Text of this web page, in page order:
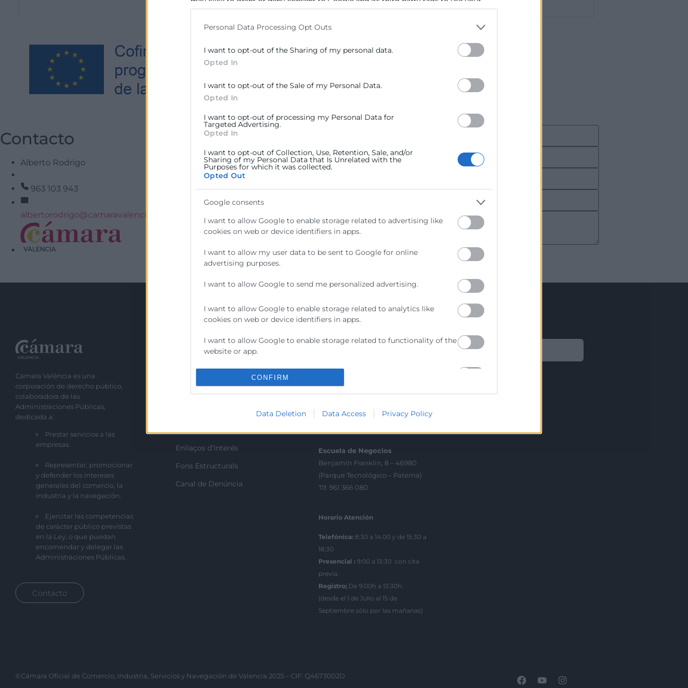
data for below specified purposes in below Google consent section.
Personal Data Processing Opt Outs
I want to opt-out of the Sharing of my personal data.
Opted In
I want to opt-out of the Sale of my Personal Data.
Opted In
I want to opt-out of processing my Personal Data for
Targeted Advertising.
Opted In
I want to opt-out of Collection, Use, Retention, Sale, and/or
Sharing of my Personal Data that Is Unrelated with the
Purposes for which it was collected.
Opted Out
Google consents
I want to allow Google to enable storage related to advertising like
cookies on web or device identifiers in apps.
I want to allow my user data to be sent to Google for online
advertising purposes.
I want to allow Google to send me personalized advertising.
I want to allow Google to enable storage related to analytics like
cookies on web or device identifiers in apps.
I want to allow Google to enable storage related to functionality of the
website or app.
I want to allow Google to enable storage related to personalization.
I want to allow Google to enable storage related to security, including
authentication functionality and fraud prevention, and other user
CONFIRM
Data Deletion Data Access Privacy Policy
Contacto
Alberto Rodrigo
963 103 943
albertorodrigo@camaravalencia.com
He llegit i accepte laPolítica de Privacitat
Cámara València es una
corporación de derecho público,
colaboradora de las
Administraciones Públicas,
dedicada a:
Prestar servicios a las
empresas.
Representar, promocionar
y defender los intereses
generales del comercio, la
industria y la navegación.
Ejercitar las competencias
de carácter público previstas
en la Ley, o que puedan
encomendar y delegar las
Administraciones Públicas.
Contacto
Recursos
Perfil del contractant
Enllaços d’Interés
Fons Estructurals
Canal de Denúncia
Tlf. 963 103 900
Escuela de Negocios
Benjamín Franklin, 8 – 46980
(Parque Tecnológico – Paterna)
Tlf. 961 366 080
Horario Atención
Telefónica: 8:30 a 14:00 y de 15:30 a
18:30
Presencial : 9:00 a 13:30 con cita
previa.
Registro; De 9:00h a 13:30h.
(desde el 1 de Julio al 15 de
Septiembre sólo por las mañanas)
Política de privacidad
©Cámara Oficial de Comercio, Industria, Servicios y Navegación de Valencia 2025 – CIF: Q4673002D